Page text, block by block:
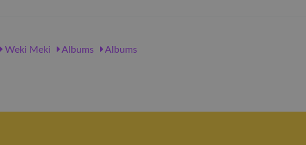
Weki Meki Albums Albums